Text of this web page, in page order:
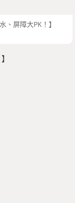
、屏障大PK！】